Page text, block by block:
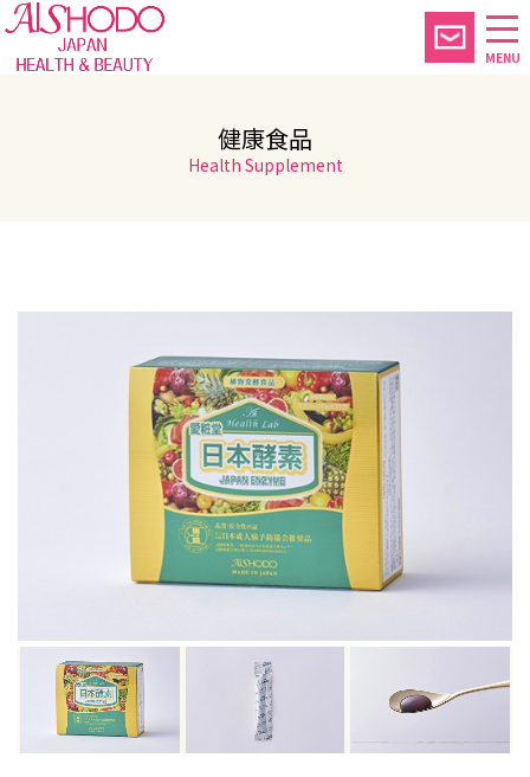
MENU
健康食品
Health Supplement